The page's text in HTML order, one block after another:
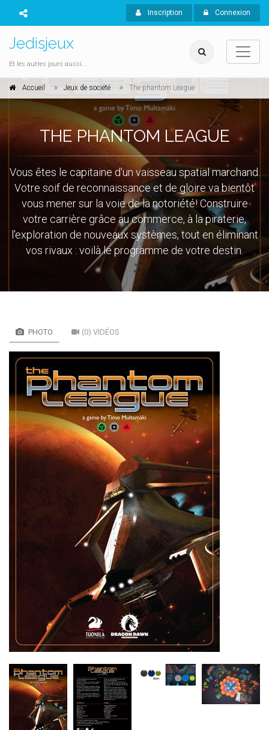
Inscription Connexion
Jedisjeux
Et les autres jours aussi...
Accueil Jeux de société The phantom League
THE PHANTOM LEAGUE
Vous êtes le capitaine d'un vaisseau spatial marchand.
Votre soif de reconnaissance et de gloire va bientôt
vous mener sur la voie de la notoriété! Construire
votre carrière grâce au commerce, à la piraterie,
l'exploration de nouveaux systèmes, tout en éliminant
vos rivaux : voilà le programme de votre destin.
PHOTO (0) VIDÉOS